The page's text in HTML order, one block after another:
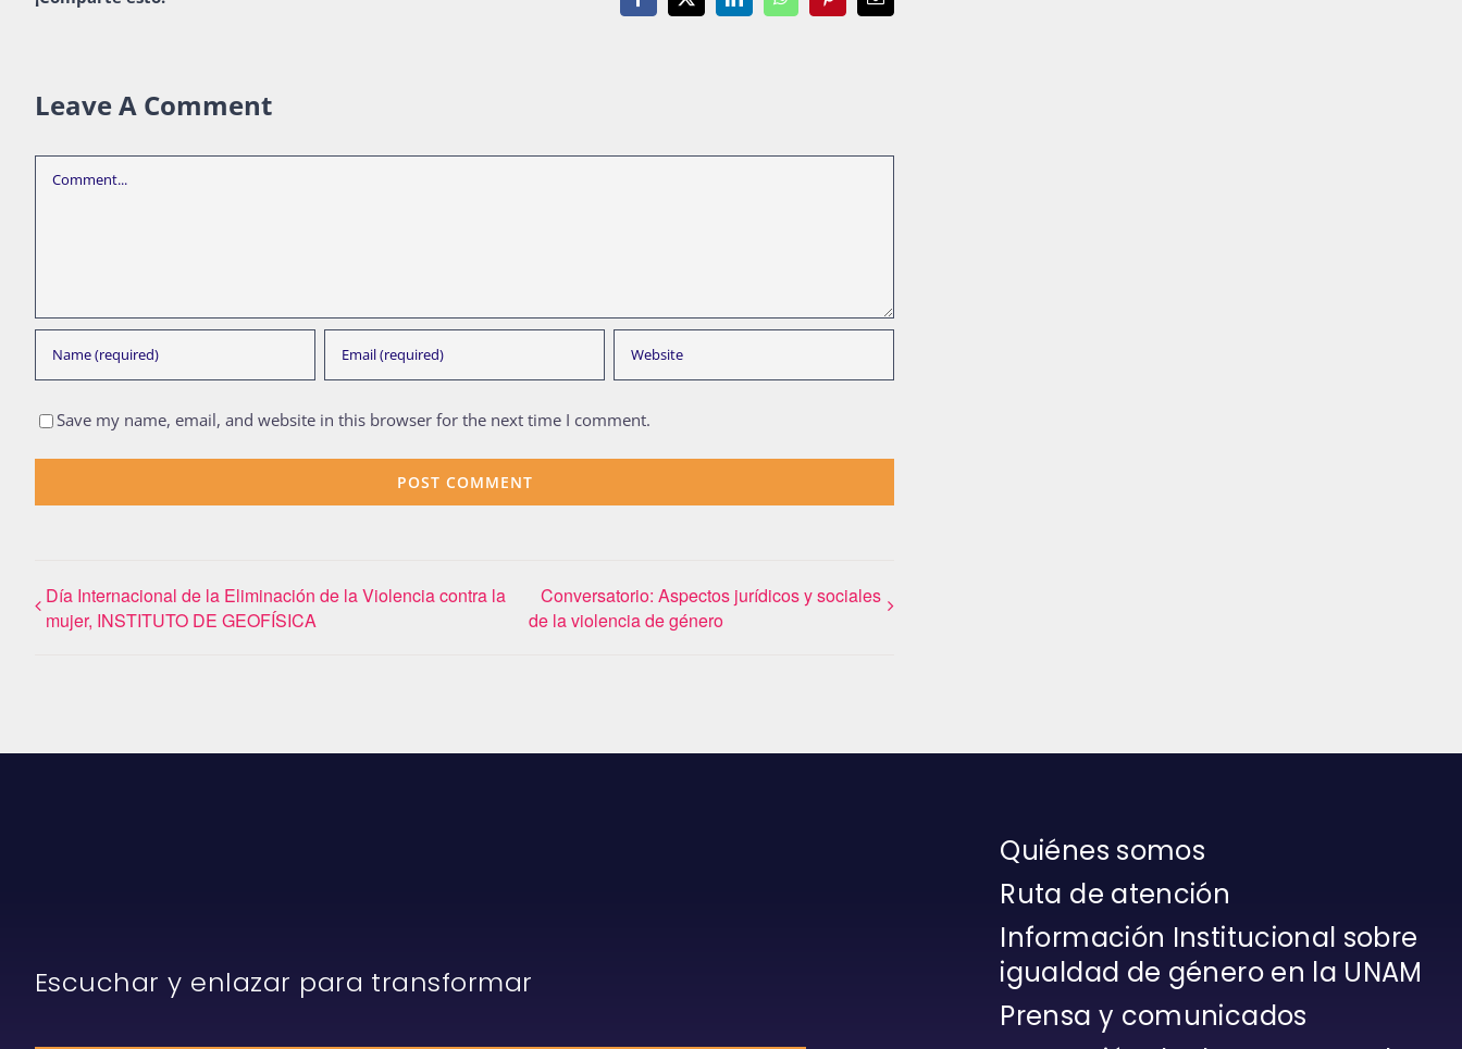
Facebook
X LinkedInWhatsAppPinterestEmail
Leave A Comment
Comment
Save my name, email, and website in this browser for the next time I comment.
Día Internacional de la Eliminación de la Violencia contra la
mujer, INSTITUTO DE GEOFÍSICA
Conversatorio: Aspectos jurídicos y sociales
de la violencia de género
Escuchar y enlazar para transformar
Quiénes somos
Ruta de atención
Información Institucional sobre
igualdad de género en la UNAM
Prensa y comunicados